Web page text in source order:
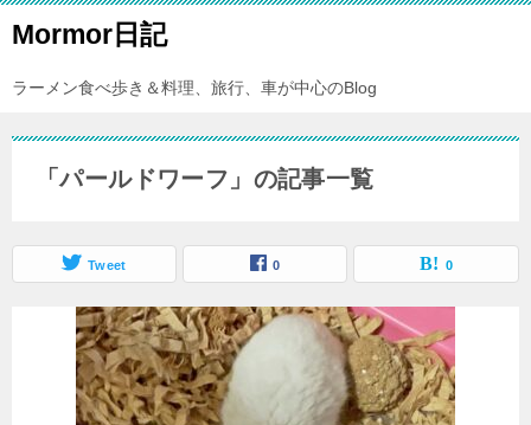
Mormor日記
ラーメン食べ歩き＆料理、旅行、車が中心のBlog
「パールドワーフ」の記事一覧
Tweet 0 0